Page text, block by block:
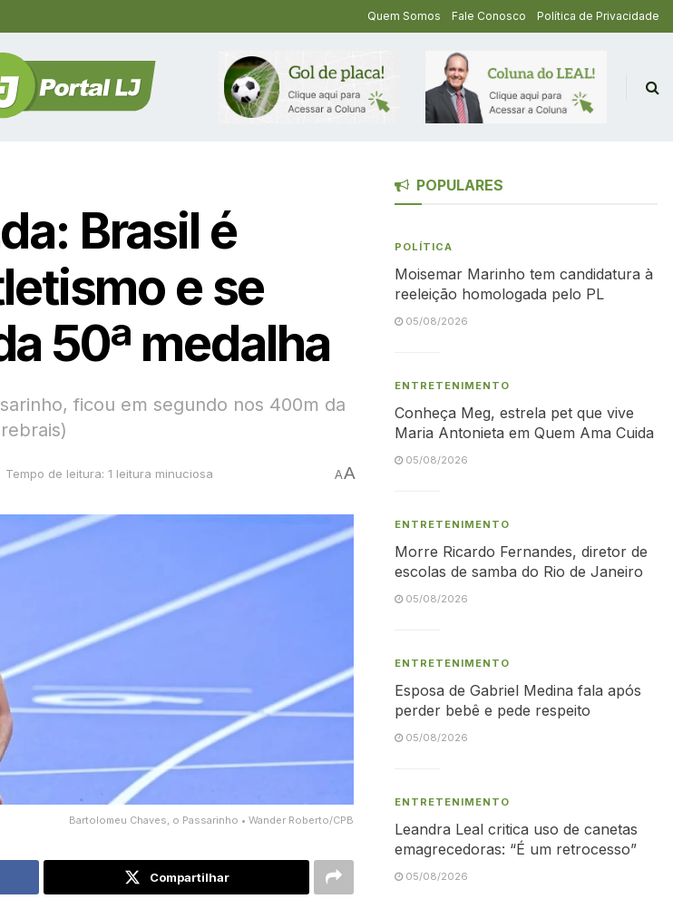
Quem Somos Fale Conosco Política de Privacidade
Brasil é
e se
50ª medalha
ficou em segundo nos 400m da
Tempo de leitura: 1 leitura minuciosa AA
Bartolomeu Chaves, o Passarinho • Wander Roberto/CPB
Compartilhar
POPULARES
POLÍTICA
Moisemar Marinho tem candidatura à
reeleição homologada pelo PL
05/08/2026
ENTRETENIMENTO
Conheça Meg, estrela pet que vive
Maria Antonieta em Quem Ama Cuida
05/08/2026
ENTRETENIMENTO
Morre Ricardo Fernandes, diretor de
escolas de samba do Rio de Janeiro
05/08/2026
ENTRETENIMENTO
Esposa de Gabriel Medina fala após
perder bebê e pede respeito
05/08/2026
ENTRETENIMENTO
Leandra Leal critica uso de canetas
emagrecedoras: “É um retrocesso”
05/08/2026